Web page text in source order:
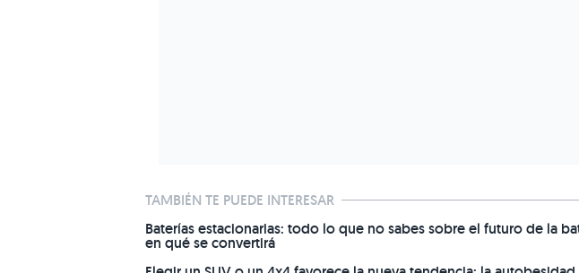
TAMBIÉN TE PUEDE INTERESAR
Baterías estacionarias: todo lo que no sabes sobre el futuro de la
en qué se convertirá